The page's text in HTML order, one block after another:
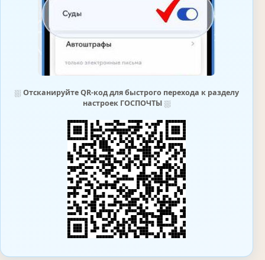
⛆ Отсканируйте QR-код для быстрого перехода к разделу
настроек ГОСПОЧТЫ⛆